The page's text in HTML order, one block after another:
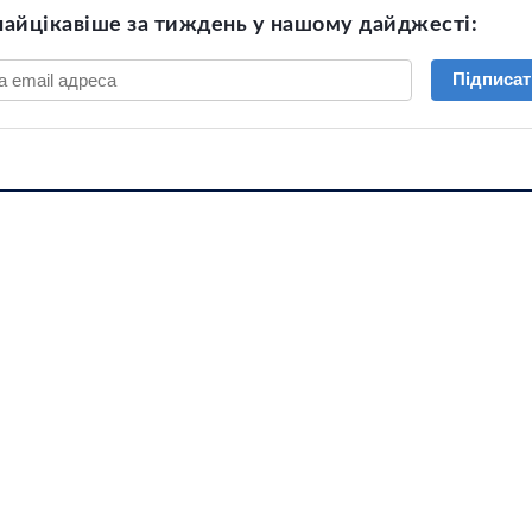
за тиждень у нашому дайджесті: